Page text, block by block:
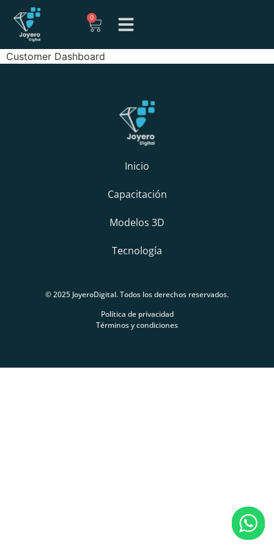
0
Customer Dashboard
Inicio
Capacitación
Modelos 3D
Tecnología
© 2025 JoyeroDigital. Todos los derechos reservados.
Política de privacidad
Términos y condiciones